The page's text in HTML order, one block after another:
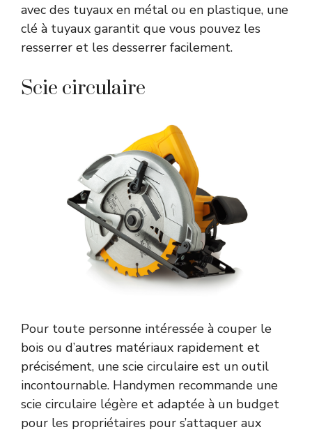
avec des tuyaux en métal ou en plastique, une
clé à tuyaux garantit que vous pouvez les
resserrer et les desserrer facilement.
Scie circulaire
Pour toute personne intéressée à couper le
bois ou d’autres matériaux rapidement et
précisément, une scie circulaire est un outil
incontournable. Handymen recommande une
scie circulaire légère et adaptée à un budget
pour les propriétaires pour s’attaquer aux